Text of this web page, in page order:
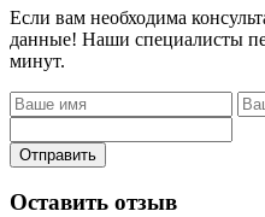
Если вам необходима
данные! Наши специалисты
минут.
Отправить
Оставить отзыв